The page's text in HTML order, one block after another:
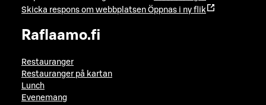
Skicka respons om webbplatsen Öppnas i ny flik
Raflaamo.fi
Restauranger
Restauranger på kartan
Lunch
Evenemang